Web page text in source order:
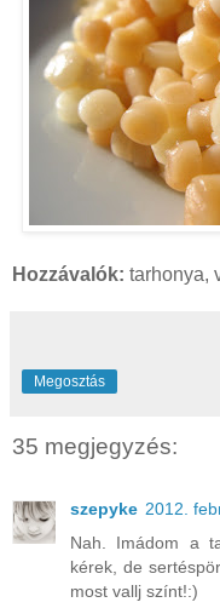
Hozzávalók: tarhonya,
Megosztás
35 megjegyzés:
szepyke 2012.
Nah. Imádom a
kérek, de
most vallj színt!:)